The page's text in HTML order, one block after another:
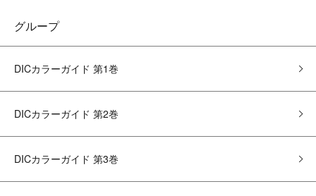
グループ
DICカラーガイド 第1巻
DICカラーガイド 第2巻
DICカラーガイド 第3巻